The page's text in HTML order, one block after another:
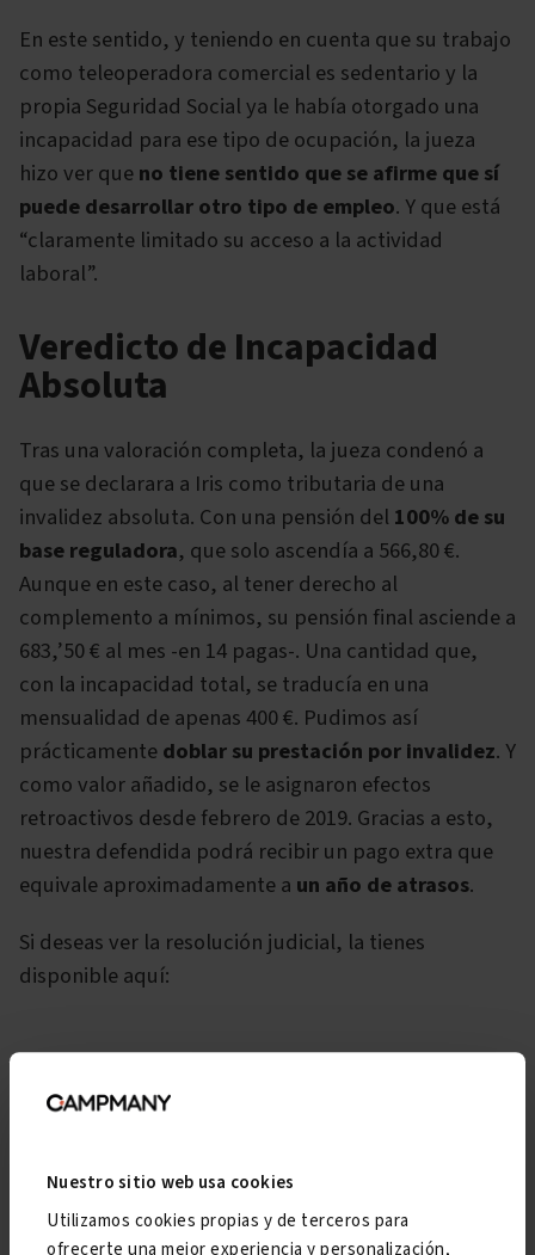
Nuestro sitio web usa cookies
Utilizamos cookies propias y de terceros para
ofrecerte una mejor experiencia y personalización,
En este sentido, y teniendo en cuenta que su trabajo
como teleoperadora comercial es sedentario y la
propia Seguridad Social ya le había otorgado una
incapacidad para ese tipo de ocupación, la jueza
hizo ver queno tiene sentido que se afirme que sí
puede desarrollar otro tipo de empleo. Y que está
“claramente limitado su acceso a la actividad
laboral”.
Veredicto de Incapacidad
Absoluta
Tras una valoración completa, la jueza condenó a
que se declarara a Iris como tributaria de una
invalidez absoluta. Con una pensión del 100% de su
base reguladora, que solo ascendía a 566,80 €.
Aunque en este caso, al tener derecho al
complemento a mínimos, su pensión final asciende a
683,’50 € al mes -en 14 pagas-. Una cantidad que,
con la incapacidad total, se traducía en una
mensualidad de apenas 400 €. Pudimos así
prácticamentedoblar su prestación por invalidez. Y
como valor añadido, se le asignaron efectos
retroactivos desde febrero de 2019. Gracias a esto,
nuestra defendida podrá recibir un pago extra que
equivale aproximadamente a un año de atrasos.
Si deseas ver la resolución judicial, la tienes
disponible aquí: